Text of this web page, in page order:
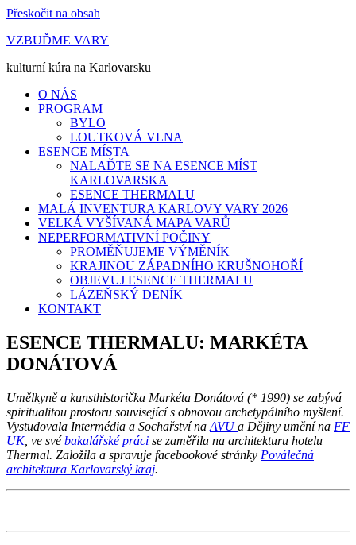
Přeskočit na obsah
VZBUĎME VARY
kulturní kúra na Karlovarsku
O NÁS
PROGRAM
BYLO
LOUTKOVÁ VLNA
ESENCE MÍSTA
NALAĎTE SE NA ESENCE MÍST
KARLOVARSKA
ESENCE THERMALU
MALÁ INVENTURA KARLOVY VARY 2026
VELKÁ VYŠÍVANÁ MAPA VARŮ
NEPERFORMATIVNÍ POČINY
PROMĚŇUJEME VÝMĚNÍK
KRAJINOU ZÁPADNÍHO KRUŠNOHOŘÍ
OBJEVUJ ESENCE THERMALU
LÁZEŇSKÝ DENÍK
KONTAKT
ESENCE THERMALU: MARKÉTA
DONÁTOVÁ
Umělkyně a kunsthistorička Markéta Donátová (* 1990) se zabývá
spiritualitou prostoru související s obnovou archetypálního myšlení.
Vystudovala Intermédia a Sochařství na AVUa Dějiny umění na FF
UK, ve svébakalářské práci se zaměřila na architekturu hotelu
Thermal. Založila a spravuje facebookové stránky Poválečná
architektura Karlovarský kraj.